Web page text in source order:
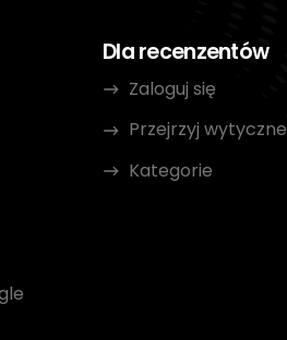
Dla recenzentów
Zaloguj się
Przejrzyj wytyczne
Kategorie